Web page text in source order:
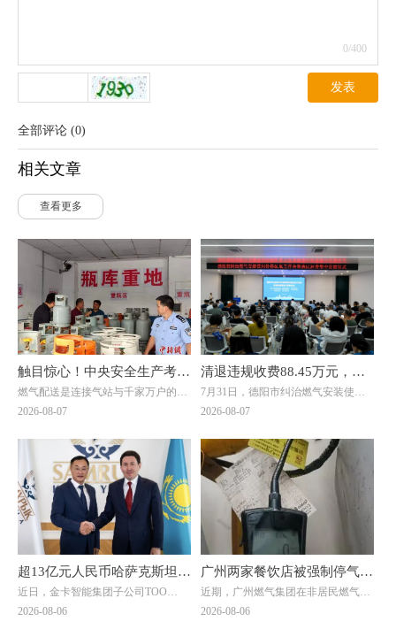
0/400
发表
全部评论 (0)
相关文章
查看更多
触目惊心！中央安全生产考核
巡查组暗访云南：液化气瓶装
燃气配送是连接气站与千家万户的关
键环节，但在此次明查暗访中，却成
组随机检查时发现，云南滇楚液化气
有限公司长润街液化气瓶装供应站存
在重大事故隐患。该供应站核定为三
类供应站点，按规范要求存储量不能
超过1立方(15公斤钢瓶最多28瓶)。然
而，现场瓶库内竟堆放着超过150瓶
液化石油气，超量存储4倍以上。当
考核巡查组专家询问为何超量存储
时，供应站负责人支支吾吾，无法给
2026-08-07
清退违规收费88.45万元，惠
及群众4000余户！德阳市举
仪式
7月31日，德阳市纠治燃气安装使用
价格乱象工作会暨惠民退费集中发放
省住建厅城建处处长、厅信息中心主
任邓夏扬，派驻省住建厅纪检监察组
综合处处长魏社莅临出席活动，邓夏
扬作讲话。德阳市住建局党组成员、
副局长陈文元汇报全市燃气纠治工作
情况。活动现场，7个区（市、县）
亮出退费成绩，为7位退费群众代表
发放退费凭证，相关燃气企业同步为
另外7名群众现场办理退费，以现金
当天，全市累计清退违规收费88.45万
元，惠及群众4000余户。
2026-08-07
超13亿元人民币哈萨克斯坦大
单落地！金卡智能国际化战略
近日，金卡智能集团子公司ТОО
"Goldcard Smart Group
2026-08-06
广州两家餐饮店被强制停气！
原因曝光→
近期，广州燃气集团在非居民燃气安
全专项治理中，对两家拒不整改隐患
2026-08-06